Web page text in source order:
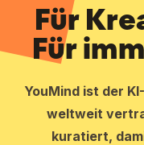
Für
Für
YouMind ist der
weltweit
kuratiert,